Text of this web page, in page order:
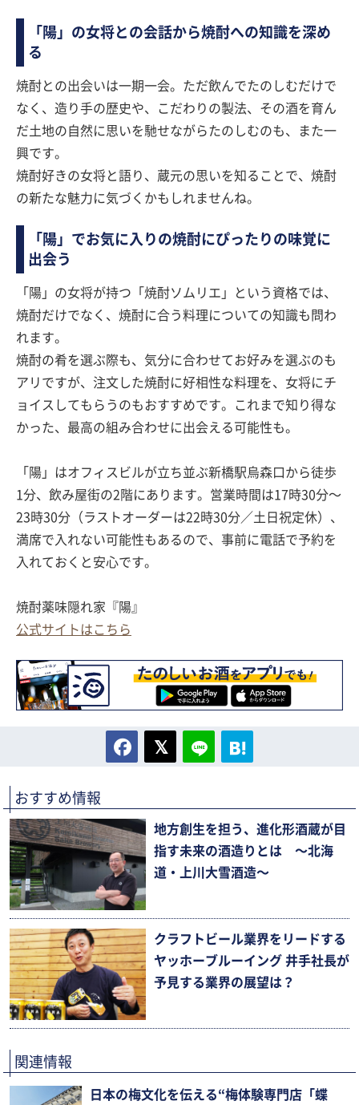
「陽」の女将との会話から焼酎への知識を深め
る
焼酎との出会いは一期一会。ただ飲んでたのしむだけで
なく、造り手の歴史や、こだわりの製法、その酒を育ん
だ土地の自然に思いを馳せながらたのしむのも、また一
興です。
焼酎好きの女将と語り、蔵元の思いを知ることで、焼酎
の新たな魅力に気づくかもしれませんね。
「陽」でお気に入りの焼酎にぴったりの味覚に
出会う
「陽」の女将が持つ「焼酎ソムリエ」という資格では、
焼酎だけでなく、焼酎に合う料理についての知識も問わ
れます。
焼酎の肴を選ぶ際も、気分に合わせてお好みを選ぶのも
アリですが、注文した焼酎に好相性な料理を、女将にチ
ョイスしてもらうのもおすすめです。これまで知り得な
かった、最高の組み合わせに出会える可能性も。
「陽」はオフィスビルが立ち並ぶ新橋駅烏森口から徒歩
1分、飲み屋街の2階にあります。営業時間は17時30分〜
23時30分（ラストオーダーは22時30分／土日祝定休）、
満席で入れない可能性もあるので、事前に電話で予約を
入れておくと安心です。
焼酎薬味隠れ家『陽』
公式サイトはこちら
おすすめ情報
地方創生を担う、進化形酒蔵が目
指す未来の酒造りとは 〜北海
道・上川大雪酒造〜
クラフトビール業界をリードする
ヤッホーブルーイング 井手社長が
予見する業界の展望は？
関連情報
日本の梅文化を伝える“梅体験専門店「蝶